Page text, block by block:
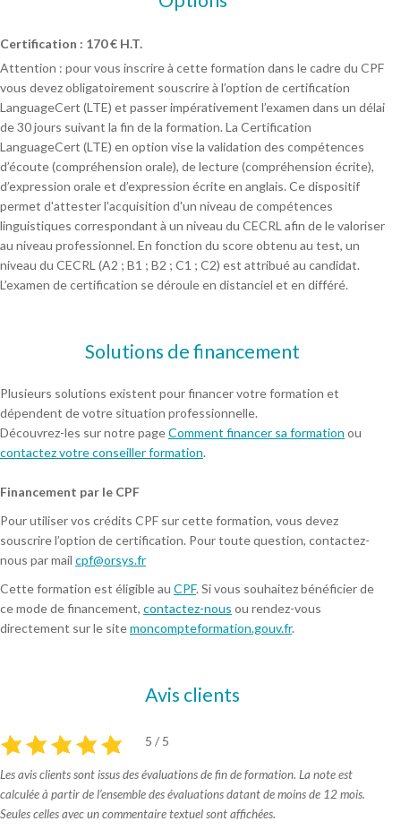
Certification : 170 € H.T.
Attention : pour vous inscrire à cette formation dans le cadre du CPF
vous devez obligatoirement souscrire à l’option de certification
LanguageCert (LTE) et passer impérativement l’examen dans un délai
de 30 jours suivant la fin de la formation. La Certification
LanguageCert (LTE) en option vise la validation des compétences
d’écoute (compréhension orale), de lecture (compréhension écrite),
d’expression orale et d’expression écrite en anglais. Ce dispositif
permet d'attester l'acquisition d'un niveau de compétences
linguistiques correspondant à un niveau du CECRL afin de le valoriser
au niveau professionnel. En fonction du score obtenu au test, un
niveau du CECRL (A2 ; B1 ; B2 ; C1 ; C2) est attribué au candidat.
L’examen de certification se déroule en distanciel et en différé.
Solutions de financement
Plusieurs solutions existent pour financer votre formation et
dépendent de votre situation professionnelle.
Découvrez-les sur notre pageComment financer sa formation ou
contactez votre conseiller formation.
Financement par le CPF
Pour utiliser vos crédits CPF sur cette formation, vous devez
souscrire l’option de certification. Pour toute question, contactez-
nous par mail cpf@orsys.fr
Cette formation est éligible au CPF. Si vous souhaitez bénéficier de
ce mode de financement, contactez-nous ou rendez-vous
directement sur le sitemoncompteformation.gouv.fr.
Avis clients
5 / 5
Les avis clients sont issus des évaluations de fin de formation. La note est
calculée à partir de l’ensemble des évaluations datant de moins de 12 mois.
Seules celles avec un commentaire textuel sont affichées.